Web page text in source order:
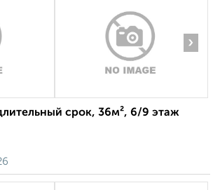
›
срок, 36м², 6/9 этаж